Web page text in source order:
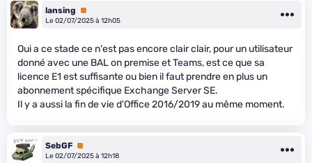
lansing
Premium
Le 02/07/2025 à 12h05
Oui a ce stade ce n'est pas encore clair clair, pour un utilisateur
donné avec une BAL on premise et Teams, est ce que sa
licence E1 est suffisante ou bien il faut prendre en plus un
abonnement spécifique Exchange Server SE.
Il y a aussi la fin de vie d'Office 2016/2019 au même moment.
SebGF Premium
Le 02/07/2025 à 12h18